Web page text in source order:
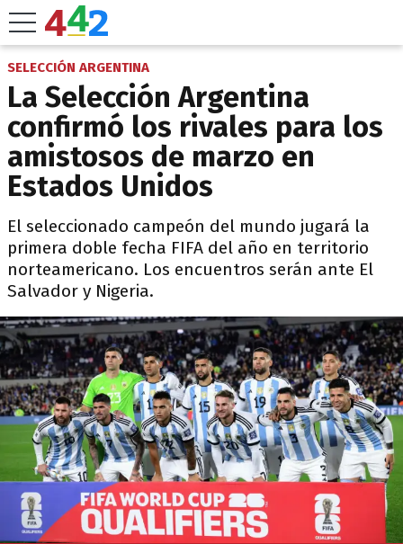
SELECCIÓN ARGENTINA
La Selección Argentina
confirmó los rivales para los
amistosos de marzo en
Estados Unidos
El seleccionado campeón del mundo jugará la
primera doble fecha FIFA del año en territorio
norteamericano. Los encuentros serán ante El
Salvador y Nigeria.